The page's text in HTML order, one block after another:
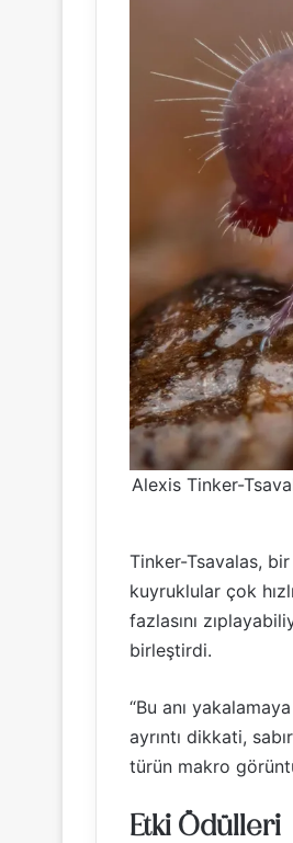
Alexis Tinker-
Tinker-Tsavalas,
kuyruklular çok
fazlasını
birleştirdi.
“Bu anı
ayrıntı dikkati,
türün makro
Etki Ödülleri